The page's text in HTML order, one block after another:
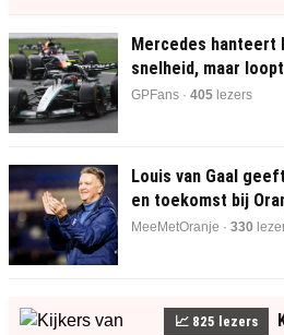
Mercedes hanteert
snelheid, maar
GPFans · 405 lezers
Louis van Gaal
en toekomst bij
MeeMetOranje · 330
📈 825 lezers